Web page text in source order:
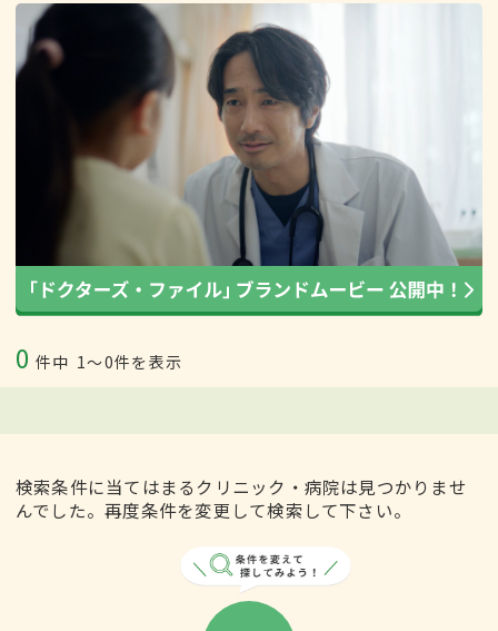
0 件中 1〜0件を表示
検索条件に当てはまるクリニック・病院は見つかりませ
んでした。再度条件を変更して検索して下さい。